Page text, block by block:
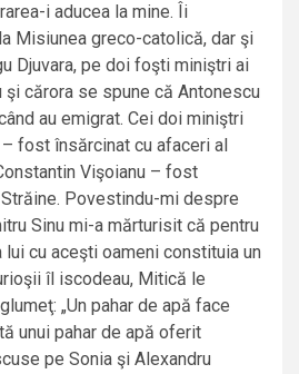
i aducea la mine. Îi
Misiunea greco-catolică, dar şi
Djuvara, pe doi foşti miniştri ai
şi cărora se spune că Antonescu
au emigrat. Cei doi miniştri
fost însărcinat cu afaceri al
Vişoianu – fost
Povestindu-mi despre
Sinu mi-a mărturisit că pentru
cu aceşti oameni constituia un
îl iscodeau, Mitică le
„Un pahar de apă face
unui pahar de apă oferit
pe Sonia şi Alexandru